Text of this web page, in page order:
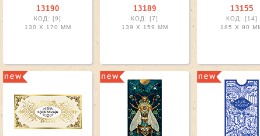
13190
КОД: [9]
130 X
170 ММ
13189
КОД: [7]
139 X
159 ММ
13155
КОД: [14]
185 X 90